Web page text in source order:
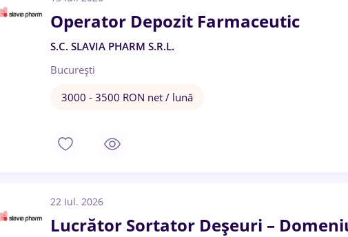
Operator Depozit Farmaceutic
S.C. SLAVIA PHARM S.R.L.
București
3000 - 3500 RON net / lună
22 Iul. 2026
Lucrător Sortator Deșeuri –